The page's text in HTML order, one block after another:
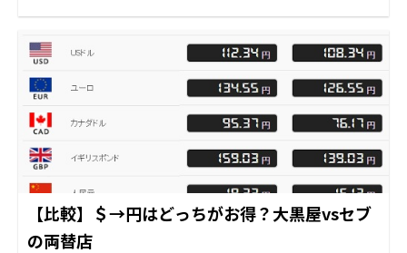
【比較】＄→円はどっちがお得？大黒屋vsセブ
の両替店